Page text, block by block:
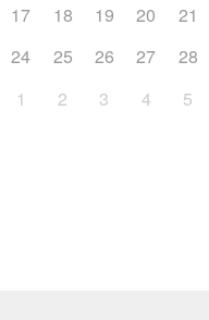
17 18 19 20
21
24 25 26 27
28
1 2 3 4 5